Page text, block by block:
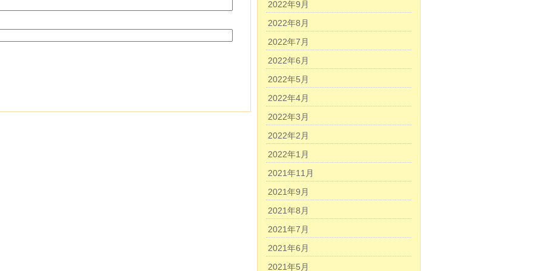
2022年9月
2022年8月
2022年7月
2022年6月
2022年5月
2022年4月
2022年3月
2022年2月
2022年1月
2021年11月
2021年9月
2021年8月
2021年7月
2021年6月
2021年5月